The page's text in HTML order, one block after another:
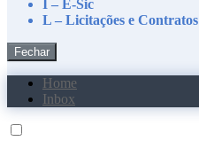
I – E-Sic
L – Licitações e Contratos
Fechar
Home
Inbox